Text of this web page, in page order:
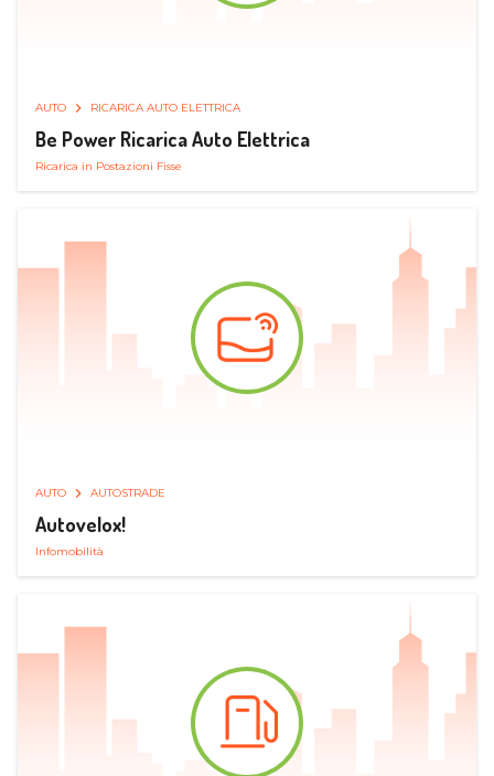
AUTO RICARICA AUTO ELETTRICA
Be Power Ricarica Auto Elettrica
Ricarica in Postazioni Fisse
AUTO AUTOSTRADE
Autovelox!
Infomobilità